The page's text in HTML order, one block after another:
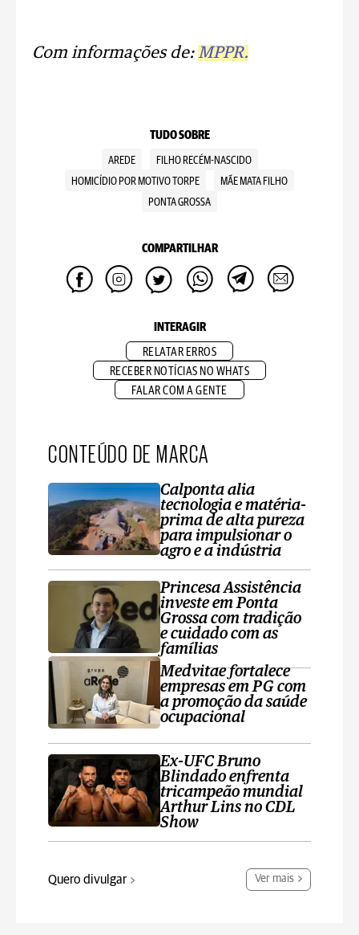
Com informações de: MPPR.
TUDO SOBRE
AREDE
FILHO RECÉM-NASCIDO
HOMICÍDIO POR MOTIVO TORPE
MÃE MATA FILHO
PONTA GROSSA
COMPARTILHAR
INTERAGIR
RELATAR ERROS
RECEBER NOTÍCIAS NO WHATS
FALAR COM A GENTE
CONTEÚDO DE MARCA
Calponta alia
tecnologia e matéria-
prima de alta pureza
para impulsionar o
agro e a indústria
Princesa Assistência
investe em Ponta
Grossa com tradição
e cuidado com as
famílias
Medvitae fortalece
empresas em PG com
a promoção da saúde
ocupacional
Ex-UFC Bruno
Blindado enfrenta
tricampeão mundial
Arthur Lins no CDL
Show
Quero divulgar Ver mais